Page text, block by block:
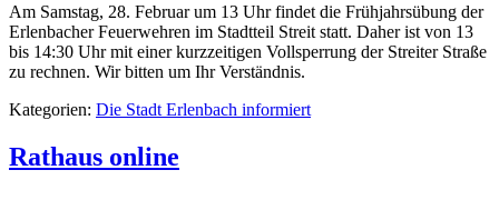
Am Samstag, 28. Februar um 13 Uhr findet die Frühjahrsübung der
Erlenbacher Feuerwehren im Stadtteil Streit statt. Daher ist von 13
bis 14:30 Uhr mit einer kurzzeitigen Vollsperrung der Streiter Straße
zu rechnen. Wir bitten um Ihr Verständnis.
Kategorien: Die Stadt Erlenbach informiert
Rathaus online